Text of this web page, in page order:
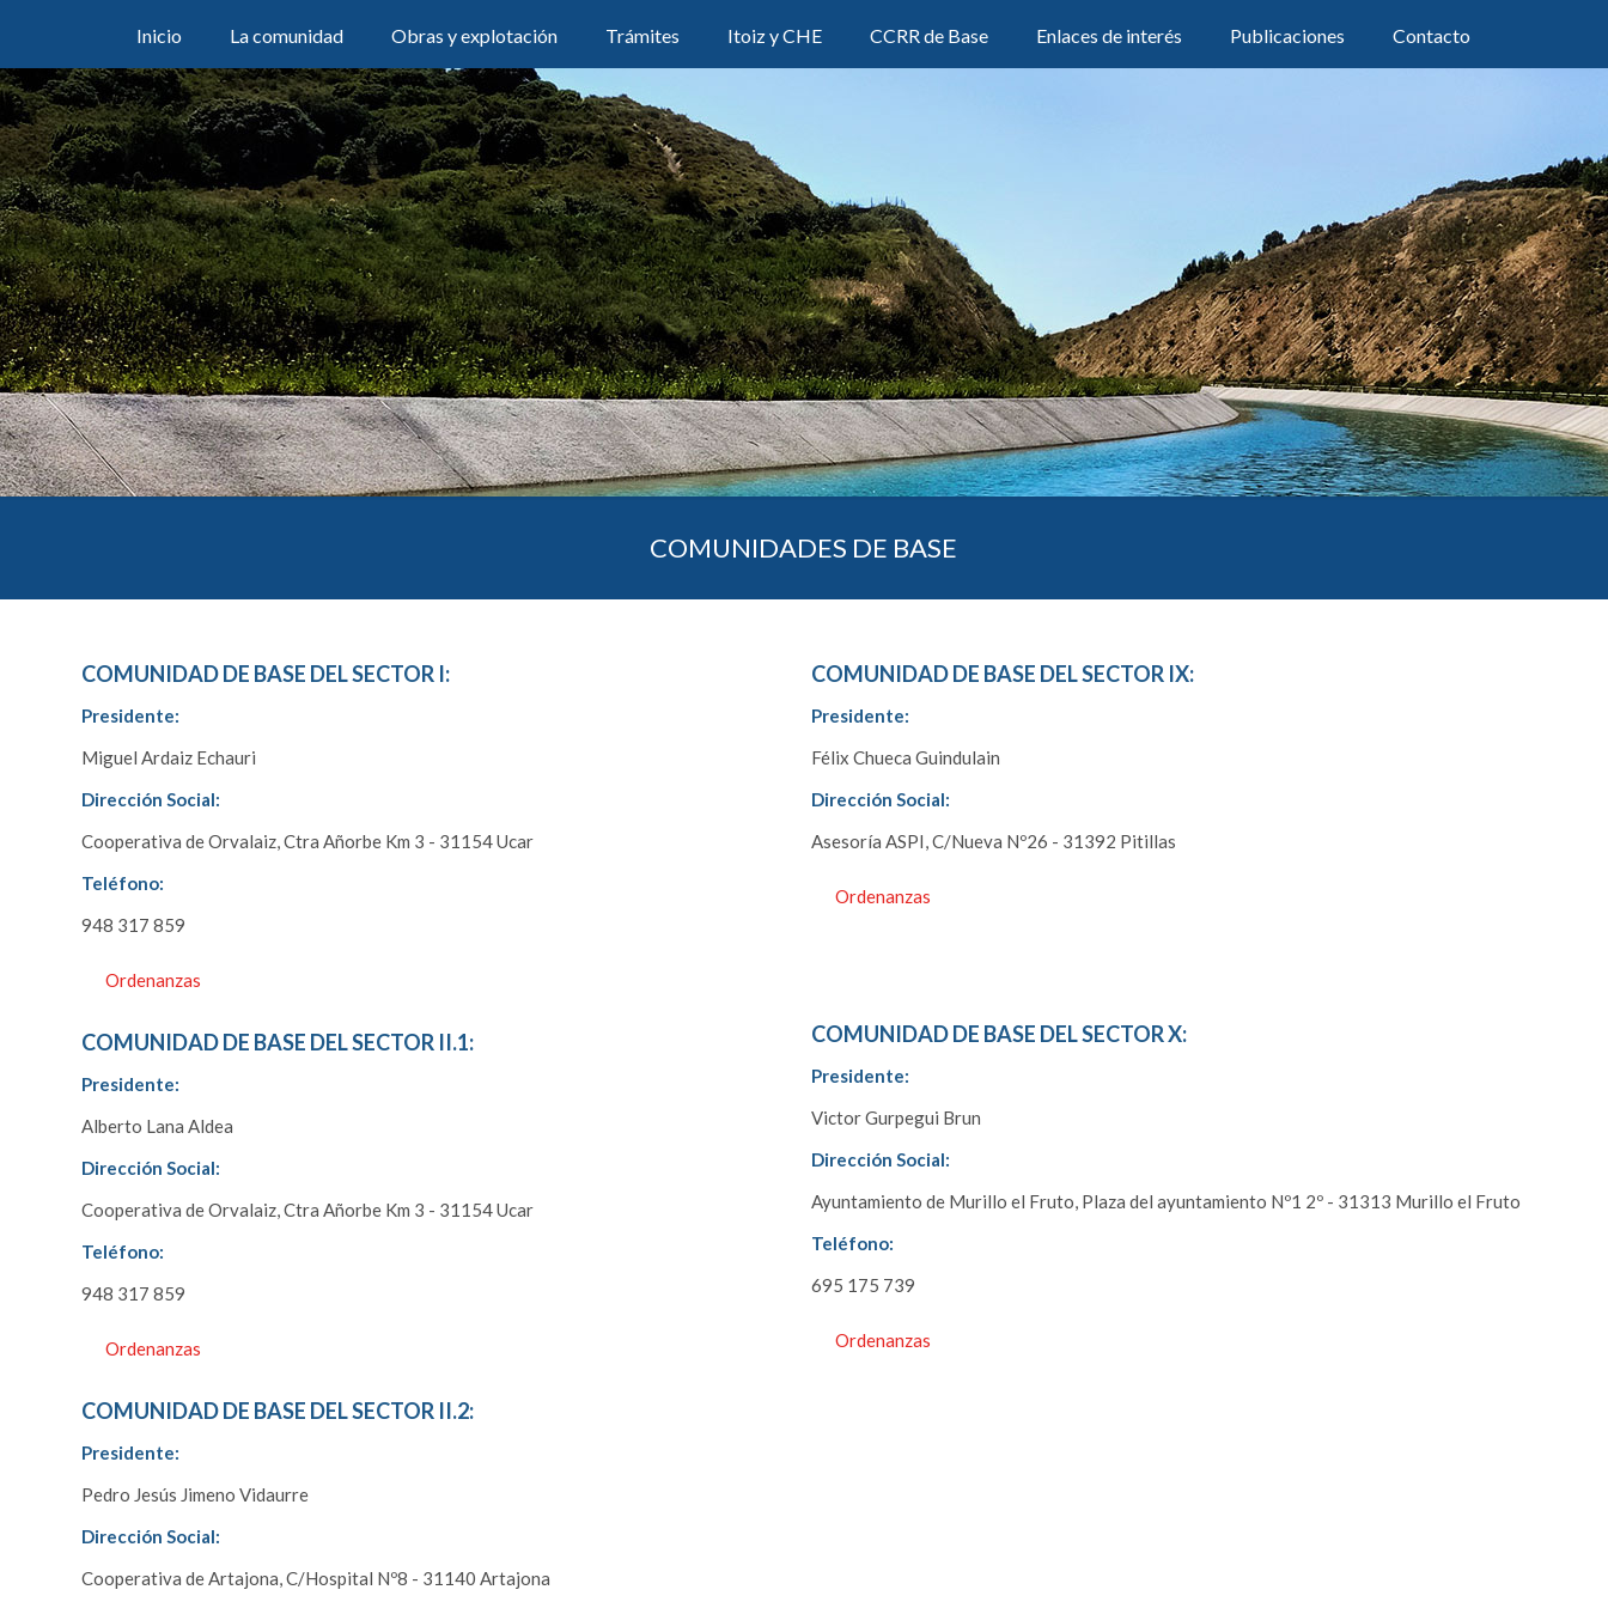
Inicio La comunidad Obras y explotación Trámites Itoiz y CHE CCRR de Base Enlaces de interés Publicaciones Contacto
COMUNIDADES DE BASE
COMUNIDAD DE BASE DEL SECTOR I:
Presidente:
Miguel Ardaiz Echauri
Dirección Social:
Cooperativa de Orvalaiz, Ctra Añorbe Km 3 - 31154 Ucar
Teléfono:
948 317 859
Ordenanzas
COMUNIDAD DE BASE DEL SECTOR II.1:
Presidente:
Alberto Lana Aldea
Dirección Social:
Cooperativa de Orvalaiz, Ctra Añorbe Km 3 - 31154 Ucar
Teléfono:
948 317 859
Ordenanzas
COMUNIDAD DE BASE DEL SECTOR II.2:
Presidente:
Pedro Jesús Jimeno Vidaurre
Dirección Social:
Cooperativa de Artajona, C/Hospital Nº8 - 31140 Artajona
COMUNIDAD DE BASE DEL SECTOR IX:
Presidente:
Félix Chueca Guindulain
Dirección Social:
Asesoría ASPI, C/Nueva Nº26 - 31392 Pitillas
Ordenanzas
COMUNIDAD DE BASE DEL SECTOR X:
Presidente:
Victor Gurpegui Brun
Dirección Social:
Ayuntamiento de Murillo el Fruto, Plaza del ayuntamiento Nº1 2º - 31313 Murillo el Fruto
Teléfono:
695 175 739
Ordenanzas